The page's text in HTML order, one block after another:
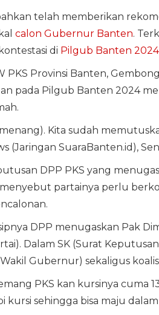
telah memberikan
calon Gubernur Banten.
di Pilgub Banten 2024
PKS Provinsi Banten,
pada Pilgub Banten 2024
Kita sudah
(Jaringan SuaraBanten.id),
DPP PKS yang
partainya perlu
DPP menugaskan Pak
Dalam SK (Surat
Gubernur) sekaligus
PKS kan kursinya cuma
kursi sehingga bisa maju